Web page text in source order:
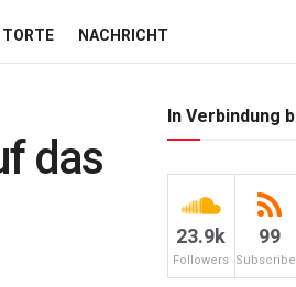
TORTE NACHRICHT
das
In Verbindung
23.9k
Followers
99